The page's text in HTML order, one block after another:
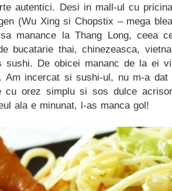
autentici. Desi in mall-ul cu
(Wu Xing si Chopstix – mega
manance la Thang Long, ceea
bucatarie thai, chinezeasca,
sushi. De obicei mananc de la ei
Am incercat si sushi-ul, nu m-a
cu orez simplu si sos dulce
ala e minunat, l-as manca gol!